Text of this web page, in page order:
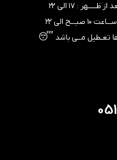
از ظـــــهر : ۱۷ الی ۲۲
الی ۲۲
تعـطیل مــی باشد 😴